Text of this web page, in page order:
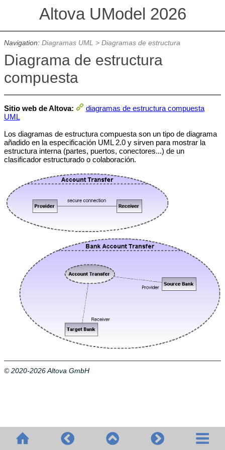
Altova UModel 2026
Navigation: Diagramas UML > Diagramas de estructura
Diagrama de estructura
compuesta
Sitio web de Altova:
diagramas de estructura compuesta
UML
Los diagramas de estructura compuesta son un tipo de diagrama
añadido en la especificación UML 2.0 y sirven para mostrar la
estructura interna (partes, puertos, conectores...) de un
clasificador estructurado o colaboración.
© 2020-2026 Altova GmbH